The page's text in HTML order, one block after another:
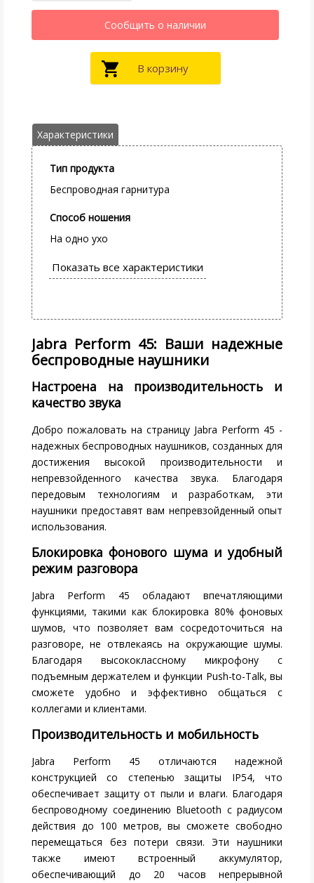
Тип продукта
Беспроводная гарнитура
Способ ношения
На одно ухо
Jabra Perform 45: Ваши надежные
беспроводные наушники
Настроена на производительность и
качество звука
Добро пожаловать на страницу Jabra Perform 45 -
надежных беспроводных наушников, созданных для
достижения высокой производительности и
непревзойденного качества звука. Благодаря
передовым технологиям и разработкам, эти
наушники предоставят вам непревзойденный опыт
использования.
Блокировка фонового шума и удобный
режим разговора
Jabra Perform 45 обладают впечатляющими
функциями, такими как блокировка 80% фоновых
шумов, что позволяет вам сосредоточиться на
разговоре, не отвлекаясь на окружающие шумы.
Благодаря высококлассному микрофону с
подъемным держателем и функции Push-to-Talk, вы
сможете удобно и эффективно общаться с
коллегами и клиентами.
Производительность и мобильность
Jabra Perform 45 отличаются надежной
конструкцией со степенью защиты IP54, что
обеспечивает защиту от пыли и влаги. Благодаря
беспроводному соединению Bluetooth с радиусом
действия до 100 метров, вы сможете свободно
перемещаться без потери связи. Эти наушники
также имеют встроенный аккумулятор,
обеспечивающий до 20 часов непрерывной